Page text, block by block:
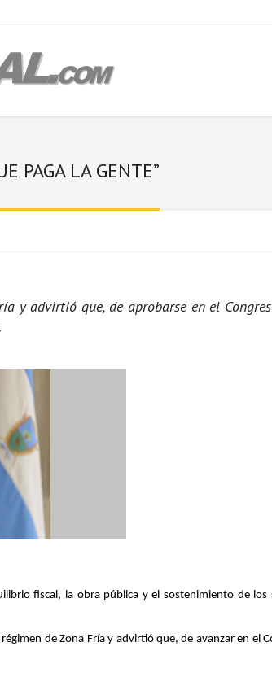
PAGA LA GENTE”
y advirtió que, de aprobarse en el
fiscal, la obra pública y el sostenimiento de los
de Zona Fría y advirtió que, de avanzar en el